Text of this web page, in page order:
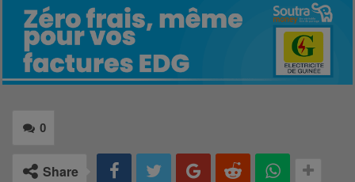
0
Share